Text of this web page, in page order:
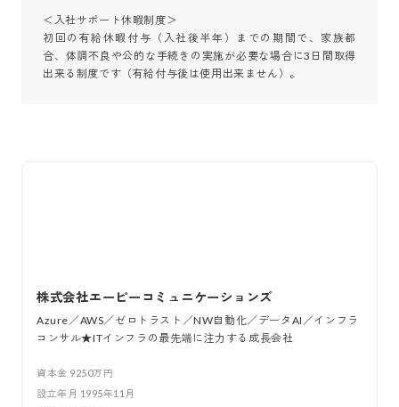
＜入社サポート休暇制度＞
初回の有給休暇付与（入社後半年）までの期間で、家族都
合、体調不良や公的な手続きの実施が必要な場合に3日間取得
出来る制度です（有給付与後は使用出来ません）。
株式会社エーピーコミュニケーションズ
Azure／AWS／ゼロトラスト／NW自動化／データAI／インフラ
コンサル★ITインフラの最先端に注力する成長会社
資本金 9250万円
設立年月 1995年11月